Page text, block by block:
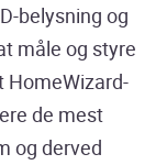
belysning og
måle og styre
HomeWizard-
de mest
og derved